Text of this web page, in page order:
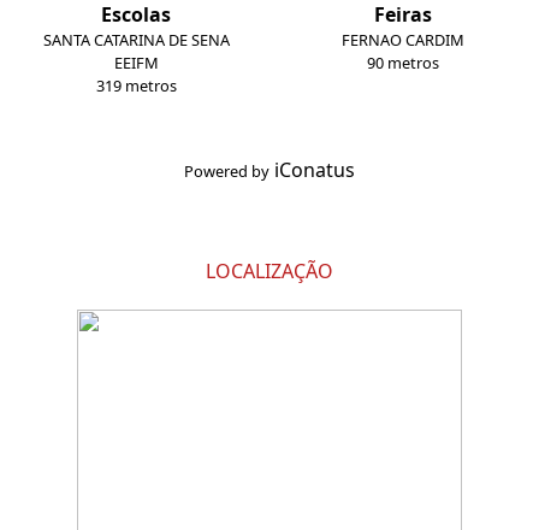
Escolas
SANTA CATARINA DE SENA
EEIFM
319 metros
Feiras
FERNAO CARDIM
90 metros
Powered by iConatus
LOCALIZAÇÃO